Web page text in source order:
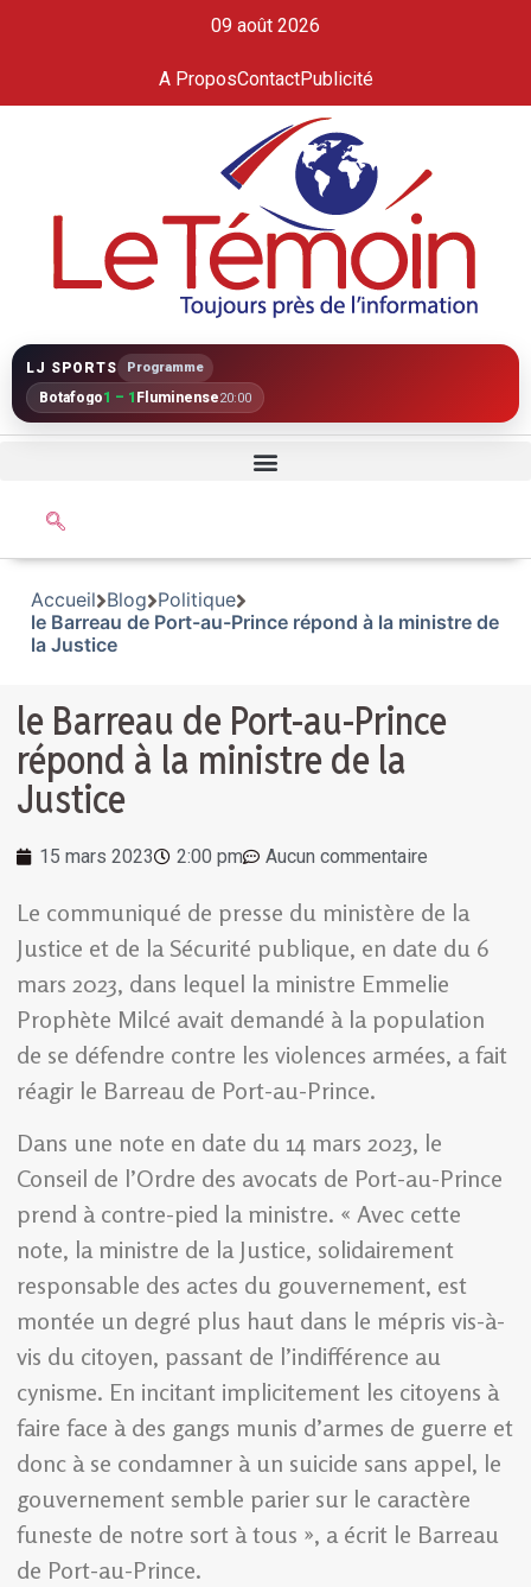
09 août 2026
A ProposContactPublicité
LJ SPORTS Programme
Botafogo1 – 1 Fluminense20:00
Accueil Blog Politique
le Barreau de Port-au-Prince répond à la ministre de
la Justice
le Barreau de Port-au-Prince
répond à la ministre de la
Justice
15 mars 2023 2:00 pm Aucun commentaire
Le communiqué de presse du ministère de la
Justice et de la Sécurité publique, en date du 6
mars 2023, dans lequel la ministre Emmelie
Prophète Milcé avait demandé à la population
de se défendre contre les violences armées, a fait
réagir le Barreau de Port-au-Prince.
Dans une note en date du 14 mars 2023, le
Conseil de l’Ordre des avocats de Port-au-Prince
prend à contre-pied la ministre. « Avec cette
note, la ministre de la Justice, solidairement
responsable des actes du gouvernement, est
montée un degré plus haut dans le mépris vis-à-
vis du citoyen, passant de l’indifférence au
cynisme. En incitant implicitement les citoyens à
faire face à des gangs munis d’armes de guerre et
donc à se condamner à un suicide sans appel, le
gouvernement semble parier sur le caractère
funeste de notre sort à tous », a écrit le Barreau
de Port-au-Prince.